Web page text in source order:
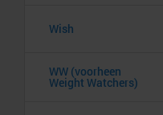
Wish
WW (voorheen
Weight Watchers)